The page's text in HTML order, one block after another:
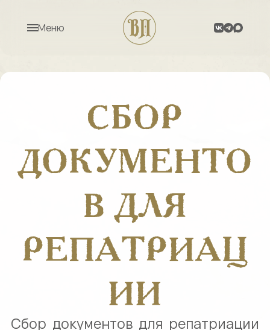
Меню
СБОР
ДОКУМЕНТО
В ДЛЯ
РЕПАТРИАЦ
ИИ
Сбор документов для репатриации